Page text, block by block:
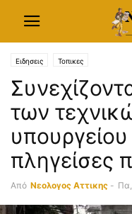
Ειδησεις Τοπικες
των
πληγείσες
Από Νεολογος Αττικης -